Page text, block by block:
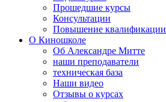
Прошедшие курсы
Консультации
Повышение квалификации
О Киношколе
Об Александре Митте
наши преподаватели
техническая база
Наши видео
Отзывы о курсах